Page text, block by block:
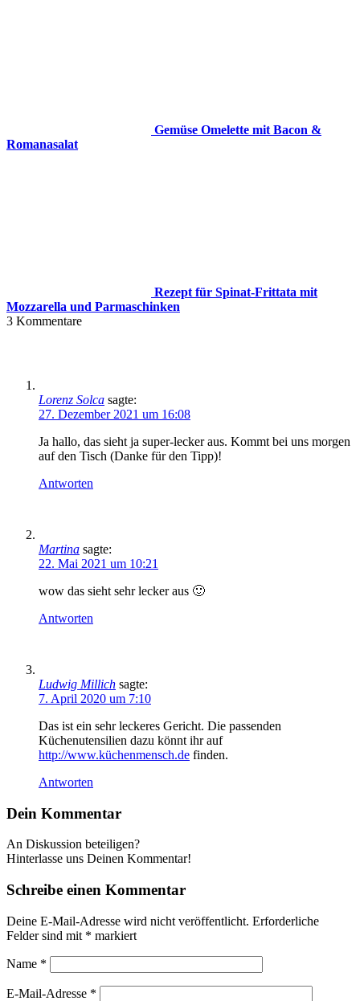
Gemüse Omelette mit Bacon &
Romanasalat
Rezept für Spinat-Frittata mit
Mozzarella und Parmaschinken
3 Kommentare
Lorenz Solca sagte:
27. Dezember 2021 um 16:08
Ja hallo, das sieht ja super-lecker aus. Kommt bei uns morgen
auf den Tisch (Danke für den Tipp)!
Antworten
Martina sagte:
22. Mai 2021 um 10:21
wow das sieht sehr lecker aus 🙂
Antworten
Ludwig Millich sagte:
7. April 2020 um 7:10
Das ist ein sehr leckeres Gericht. Die passenden
Küchenutensilien dazu könnt ihr auf
http://www.küchenmensch.de finden.
Antworten
Dein Kommentar
An Diskussion beteiligen?
Hinterlasse uns Deinen Kommentar!
Schreibe einen Kommentar
Deine E-Mail-Adresse wird nicht veröffentlicht. Erforderliche
Felder sind mit * markiert
Name *
E-Mail-Adresse *